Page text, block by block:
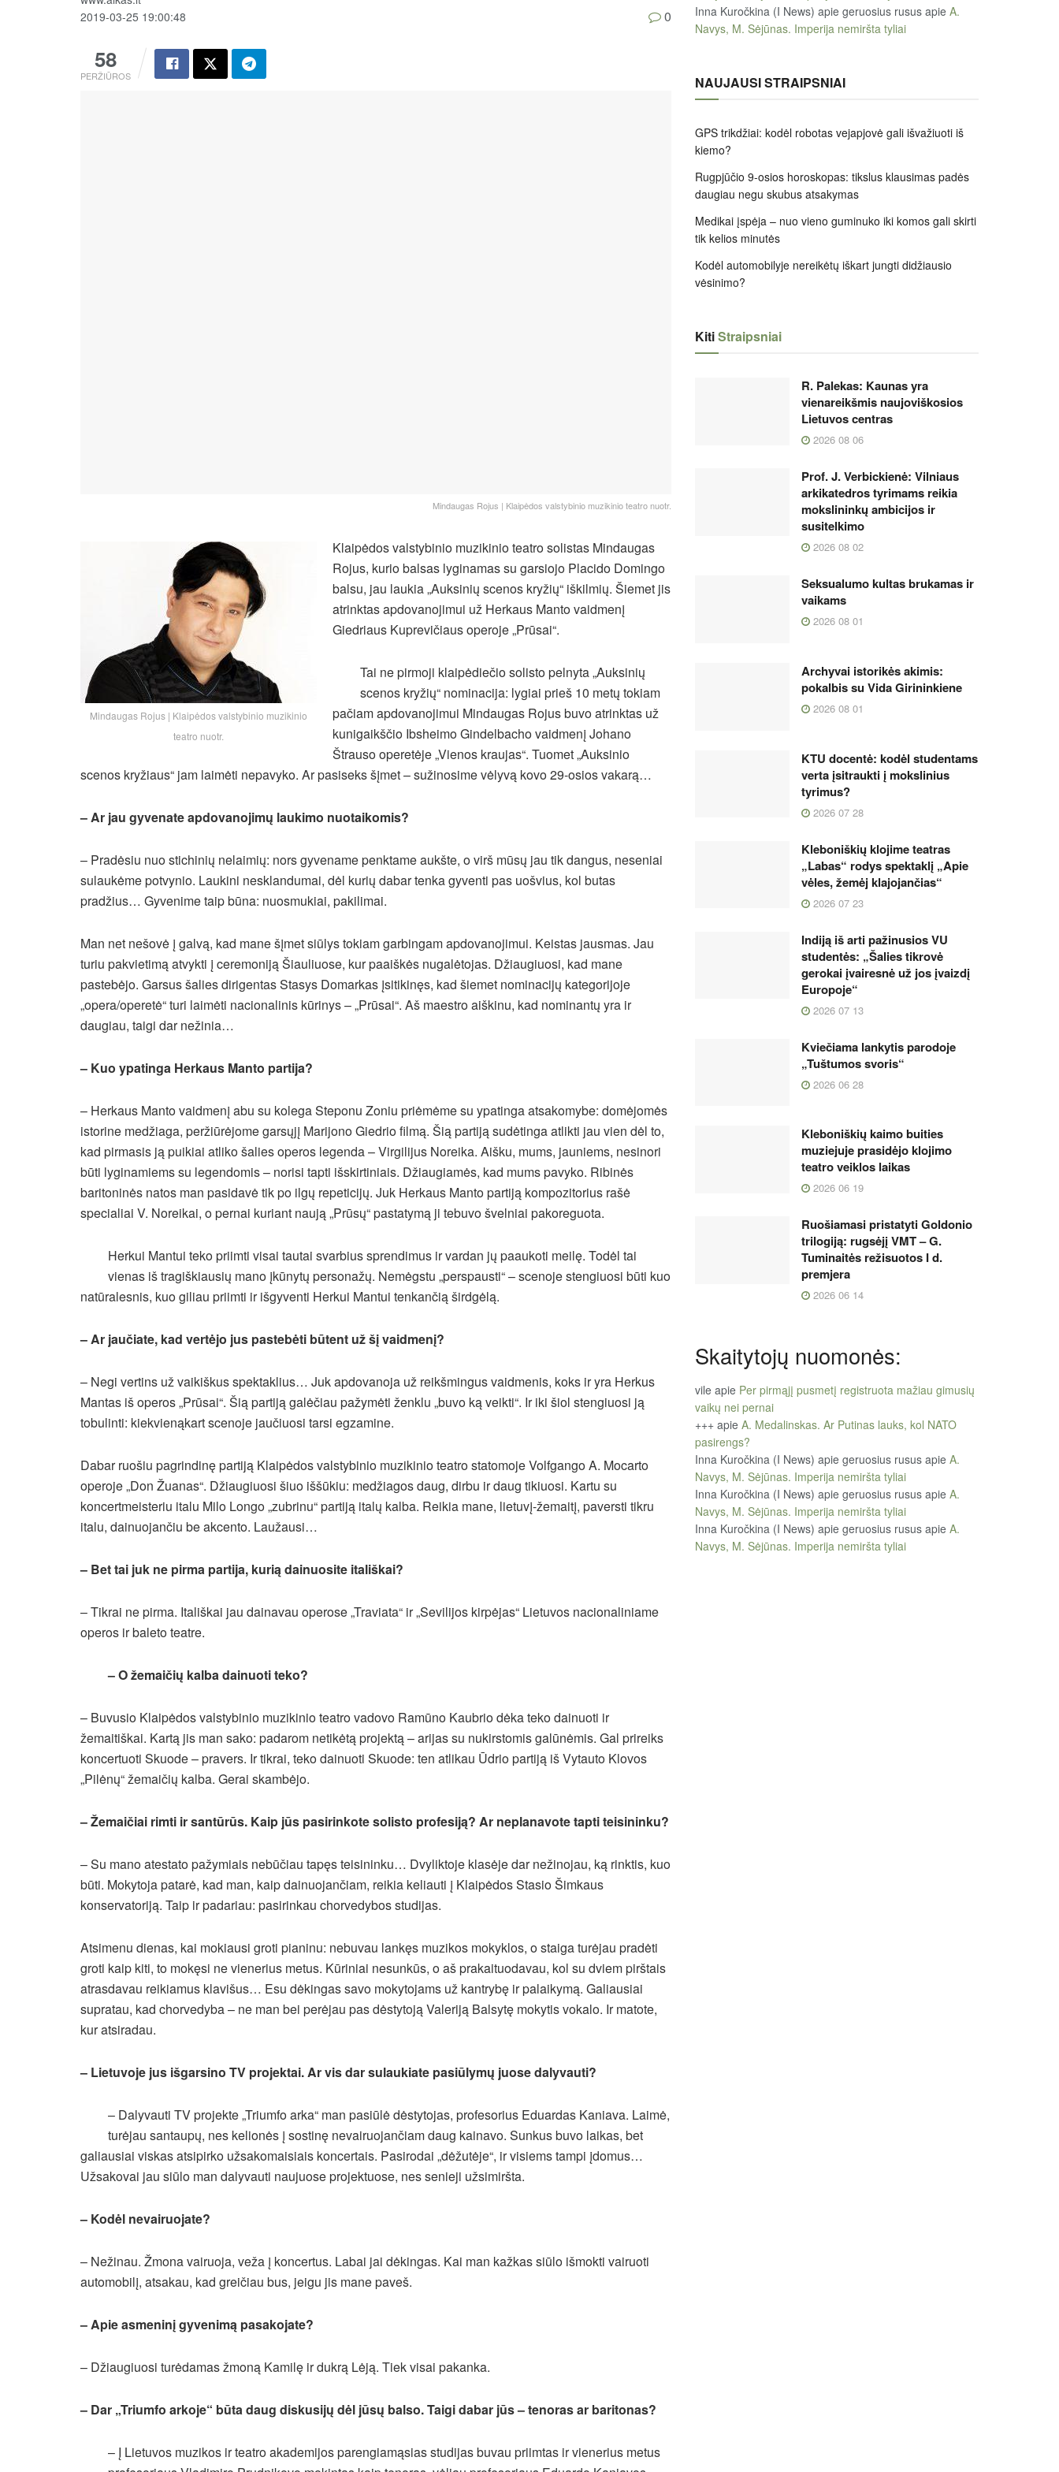
2019-03-25 19:00:48
58
PERŽIŪROS
0
Mindaugas Rojus | Klaipėdos valstybinio muzikinio teatro nuotr.
Mindaugas Rojus | Klaipėdos valstybinio muzikinio
teatro nuotr.
Klaipėdos valstybinio muzikinio teatro solistas Mindaugas
Rojus, kurio balsas lyginamas su garsiojo Placido Domingo
balsu, jau laukia „Auksinių scenos kryžių“ iškilmių. Šiemet jis
atrinktas apdovanojimui už Herkaus Manto vaidmenį
Giedriaus Kuprevičiaus operoje „Prūsai“.
Tai ne pirmoji klaipėdiečio solisto pelnyta „Auksinių
scenos kryžių“ nominacija: lygiai prieš 10 metų tokiam
pačiam apdovanojimui Mindaugas Rojus buvo atrinktas už
kunigaikščio Ibsheimo Gindelbacho vaidmenį Johano
Štrauso operetėje „Vienos kraujas“. Tuomet „Auksinio
scenos kryžiaus“ jam laimėti nepavyko. Ar pasiseks šįmet – sužinosime vėlyvą kovo 29-osios vakarą…
– Ar jau gyvenate apdovanojimų laukimo nuotaikomis?
– Pradėsiu nuo stichinių nelaimių: nors gyvename penktame aukšte, o virš mūsų jau tik dangus, neseniai
sulaukėme potvynio. Laukini nesklandumai, dėl kurių dabar tenka gyventi pas uošvius, kol butas
pradžius… Gyvenime taip būna: nuosmukiai, pakilimai.
Man net nešovė į galvą, kad mane šįmet siūlys tokiam garbingam apdovanojimui. Keistas jausmas. Jau
turiu pakvietimą atvykti į ceremoniją Šiauliuose, kur paaiškės nugalėtojas. Džiaugiuosi, kad mane
pastebėjo. Garsus šalies dirigentas Stasys Domarkas įsitikinęs, kad šiemet nominacijų kategorijoje
„opera/operetė“ turi laimėti nacionalinis kūrinys – „Prūsai“. Aš maestro aiškinu, kad nominantų yra ir
daugiau, taigi dar nežinia…
– Kuo ypatinga Herkaus Manto partija?
– Herkaus Manto vaidmenį abu su kolega Steponu Zoniu priėmėme su ypatinga atsakomybe: domėjomės
istorine medžiaga, peržiūrėjome garsųjį Marijono Giedrio filmą. Šią partiją sudėtinga atlikti jau vien dėl to,
kad pirmasis ją puikiai atliko šalies operos legenda – Virgilijus Noreika. Aišku, mums, jauniems, nesinori
būti lyginamiems su legendomis – norisi tapti išskirtiniais. Džiaugiamės, kad mums pavyko. Ribinės
baritoninės natos man pasidavė tik po ilgų repeticijų. Juk Herkaus Manto partiją kompozitorius rašė
specialiai V. Noreikai, o pernai kuriant naują „Prūsų“ pastatymą ji tebuvo švelniai pakoreguota.
Herkui Mantui teko priimti visai tautai svarbius sprendimus ir vardan jų paaukoti meilę. Todėl tai
vienas iš tragiškiausių mano įkūnytų personažų. Nemėgstu „perspausti“ – scenoje stengiuosi būti kuo
natūralesnis, kuo giliau priimti ir išgyventi Herkui Mantui tenkančią širdgėlą.
– Ar jaučiate, kad vertėjo jus pastebėti būtent už šį vaidmenį?
– Negi vertins už vaikiškus spektaklius… Juk apdovanoja už reikšmingus vaidmenis, koks ir yra Herkus
Mantas iš operos „Prūsai“. Šią partiją galėčiau pažymėti ženklu „buvo ką veikti“. Ir iki šiol stengiuosi ją
tobulinti: kiekvienąkart scenoje jaučiuosi tarsi egzamine.
Dabar ruošiu pagrindinę partiją Klaipėdos valstybinio muzikinio teatro statomoje Volfgango A. Mocarto
operoje „Don Žuanas“. Džiaugiuosi šiuo iššūkiu: medžiagos daug, dirbu ir daug tikiuosi. Kartu su
koncertmeisteriu italu Milo Longo „zubrinu“ partiją italų kalba. Reikia mane, lietuvį-žemaitį, paversti tikru
italu, dainuojančiu be akcento. Laužausi…
– Bet tai juk ne pirma partija, kurią dainuosite itališkai?
– Tikrai ne pirma. Itališkai jau dainavau operose „Traviata“ ir „Sevilijos kirpėjas“ Lietuvos nacionaliniame
operos ir baleto teatre.
– O žemaičių kalba dainuoti teko?
– Buvusio Klaipėdos valstybinio muzikinio teatro vadovo Ramūno Kaubrio dėka teko dainuoti ir
žemaitiškai. Kartą jis man sako: padarom netikėtą projektą – arijas su nukirstomis galūnėmis. Gal prireiks
koncertuoti Skuode – pravers. Ir tikrai, teko dainuoti Skuode: ten atlikau Ūdrio partiją iš Vytauto Klovos
„Pilėnų“ žemaičių kalba. Gerai skambėjo.
– Žemaičiai rimti ir santūrūs. Kaip jūs pasirinkote solisto profesiją? Ar neplanavote tapti teisininku?
– Su mano atestato pažymiais nebūčiau tapęs teisininku… Dvyliktoje klasėje dar nežinojau, ką rinktis, kuo
būti. Mokytoja patarė, kad man, kaip dainuojančiam, reikia keliauti į Klaipėdos Stasio Šimkaus
konservatoriją. Taip ir padariau: pasirinkau chorvedybos studijas.
Atsimenu dienas, kai mokiausi groti pianinu: nebuvau lankęs muzikos mokyklos, o staiga turėjau pradėti
groti kaip kiti, to mokęsi ne vienerius metus. Kūriniai nesunkūs, o aš prakaituodavau, kol su dviem pirštais
atrasdavau reikiamus klavišus… Esu dėkingas savo mokytojams už kantrybę ir palaikymą. Galiausiai
supratau, kad chorvedyba – ne man bei perėjau pas dėstytoją Valeriją Balsytę mokytis vokalo. Ir matote,
kur atsiradau.
– Lietuvoje jus išgarsino TV projektai. Ar vis dar sulaukiate pasiūlymų juose dalyvauti?
– Dalyvauti TV projekte „Triumfo arka“ man pasiūlė dėstytojas, profesorius Eduardas Kaniava. Laimė,
turėjau santaupų, nes kelionės į sostinę nevairuojančiam daug kainavo. Sunkus buvo laikas, bet
galiausiai viskas atsipirko užsakomaisiais koncertais. Pasirodai „dėžutėje“, ir visiems tampi įdomus…
Užsakovai jau siūlo man dalyvauti naujuose projektuose, nes senieji užsimiršta.
– Kodėl nevairuojate?
– Nežinau. Žmona vairuoja, veža į koncertus. Labai jai dėkingas. Kai man kažkas siūlo išmokti vairuoti
automobilį, atsakau, kad greičiau bus, jeigu jis mane paveš.
– Apie asmeninį gyvenimą pasakojate?
– Džiaugiuosi turėdamas žmoną Kamilę ir dukrą Lėją. Tiek visai pakanka.
– Dar „Triumfo arkoje“ būta daug diskusijų dėl jūsų balso. Taigi dabar jūs – tenoras ar baritonas?
– Į Lietuvos muzikos ir teatro akademijos parengiamąsias studijas buvau priimtas ir vienerius metus
Inna Kuročkina (I News) apie geruosius rusus apie A.
Navys, M. Sėjūnas. Imperija nemiršta tyliai
NAUJAUSI STRAIPSNIAI
GPS trikdžiai: kodėl robotas vejapjovė gali išvažiuoti iš
kiemo?
Rugpjūčio 9-osios horoskopas: tikslus klausimas padės
daugiau negu skubus atsakymas
Medikai įspėja – nuo vieno guminuko iki komos gali skirti
tik kelios minutės
Kodėl automobilyje nereikėtų iškart jungti didžiausio
vėsinimo?
KitiStraipsniai
R. Palekas: Kaunas yra
vienareikšmis naujoviškosios
Lietuvos centras
2026 08 06
Prof. J. Verbickienė: Vilniaus
arkikatedros tyrimams reikia
mokslininkų ambicijos ir
susitelkimo
2026 08 02
Seksualumo kultas brukamas ir
vaikams
2026 08 01
Archyvai istorikės akimis:
pokalbis su Vida Girininkiene
2026 08 01
KTU docentė: kodėl studentams
verta įsitraukti į mokslinius
tyrimus?
2026 07 28
Kleboniškių klojime teatras
„Labas“ rodys spektaklį „Apie
vėles, žemėj klajojančias“
2026 07 23
Indiją iš arti pažinusios VU
studentės: „Šalies tikrovė
gerokai įvairesnė už jos įvaizdį
Europoje“
2026 07 13
Kviečiama lankytis parodoje
„Tuštumos svoris“
2026 06 28
Kleboniškių kaimo buities
muziejuje prasidėjo klojimo
teatro veiklos laikas
2026 06 19
Ruošiamasi pristatyti Goldonio
trilogiją: rugsėjį VMT – G.
Tuminaitės režisuotos I d.
premjera
2026 06 14
Skaitytojų nuomonės:
vile apie Per pirmąjį pusmetį registruota mažiau gimusių
vaikų nei pernai
+++ apie A. Medalinskas. Ar Putinas lauks, kol NATO
pasirengs?
Inna Kuročkina (I News) apie geruosius rusus apie A.
Navys, M. Sėjūnas. Imperija nemiršta tyliai
Inna Kuročkina (I News) apie geruosius rusus apie A.
Navys, M. Sėjūnas. Imperija nemiršta tyliai
Inna Kuročkina (I News) apie geruosius rusus apie A.
Navys, M. Sėjūnas. Imperija nemiršta tyliai